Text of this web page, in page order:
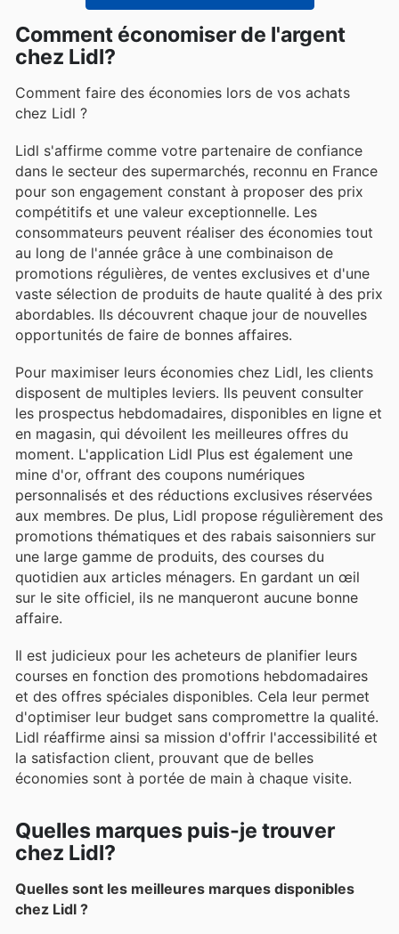
Comment économiser de l'argent
chez Lidl?
Comment faire des économies lors de vos achats
chez Lidl ?
Lidl s'affirme comme votre partenaire de confiance
dans le secteur des supermarchés, reconnu en France
pour son engagement constant à proposer des prix
compétitifs et une valeur exceptionnelle. Les
consommateurs peuvent réaliser des économies tout
au long de l'année grâce à une combinaison de
promotions régulières, de ventes exclusives et d'une
vaste sélection de produits de haute qualité à des prix
abordables. Ils découvrent chaque jour de nouvelles
opportunités de faire de bonnes affaires.
Pour maximiser leurs économies chez Lidl, les clients
disposent de multiples leviers. Ils peuvent consulter
les prospectus hebdomadaires, disponibles en ligne et
en magasin, qui dévoilent les meilleures offres du
moment. L'application Lidl Plus est également une
mine d'or, offrant des coupons numériques
personnalisés et des réductions exclusives réservées
aux membres. De plus, Lidl propose régulièrement des
promotions thématiques et des rabais saisonniers sur
une large gamme de produits, des courses du
quotidien aux articles ménagers. En gardant un œil
sur le site officiel, ils ne manqueront aucune bonne
affaire.
Il est judicieux pour les acheteurs de planifier leurs
courses en fonction des promotions hebdomadaires
et des offres spéciales disponibles. Cela leur permet
d'optimiser leur budget sans compromettre la qualité.
Lidl réaffirme ainsi sa mission d'offrir l'accessibilité et
la satisfaction client, prouvant que de belles
économies sont à portée de main à chaque visite.
Quelles marques puis-je trouver
chez Lidl?
Quelles sont les meilleures marques disponibles
chez Lidl ?